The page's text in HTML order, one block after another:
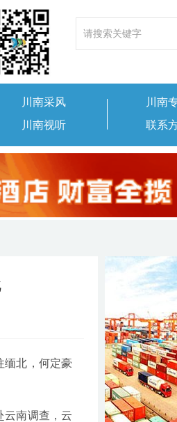
川南采风
川南视听
川南
联系
缅北，何定豪
云南调查，云